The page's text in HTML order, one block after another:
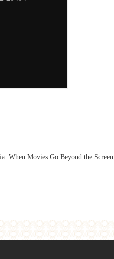
When Movies Go Beyond the Screen